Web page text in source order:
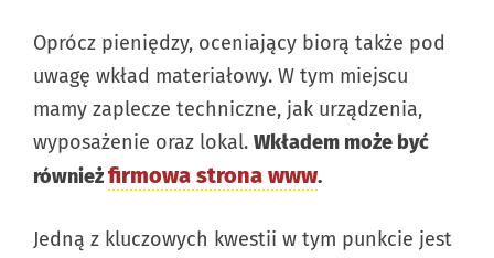
Oprócz pieniędzy, oceniający biorą także pod
uwagę wkład materiałowy. W tym miejscu
mamy zaplecze techniczne, jak urządzenia,
wyposażenie oraz lokal. Wkładem może być
równieżfirmowa strona www.
Jedną z kluczowych kwestii w tym punkcie jest